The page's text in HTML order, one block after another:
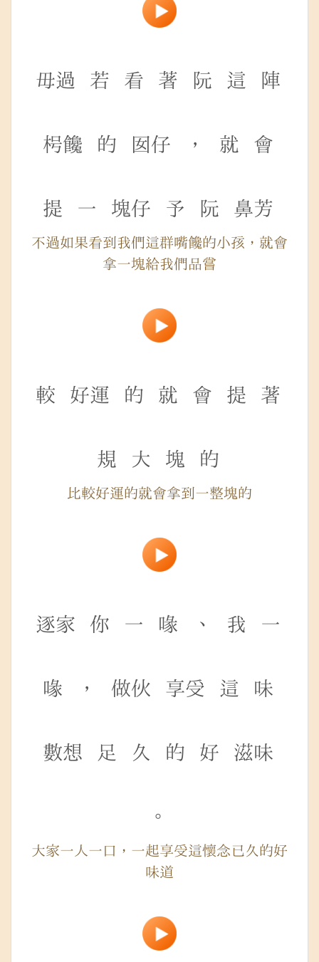
毋過 若 看 著 阮 這 陣
枵饞 的 囡仔 ， 就 會
提 一 塊仔 予 阮 鼻芳
不過如果看到我們這群嘴饞的小孩，就會
拿一塊給我們品嘗
較 好運 的 就 會 提 著
規 大 塊 的
比較好運的就會拿到一整塊的
逐家 你 一 喙 、 我 一
喙 ， 做伙 享受 這 味
數想 足 久 的 好 滋味
。
大家一人一口，一起享受這懷念已久的好
味道